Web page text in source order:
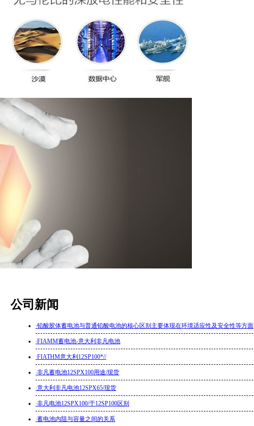
公司新闻
·铅酸胶体蓄电池与普通铅酸电池的核心区别主要体现在环境适应性及安全性等方面
·FIAMM蓄电池-意大利非凡电池
·FIATHM意大利12SP100*//
·非凡蓄电池12SPX100用途/现货
·意大利非凡电池12SPX65/现货
·非凡电池12SPX100/于12SP100区别
·蓄电池内阻与容量之间的关系